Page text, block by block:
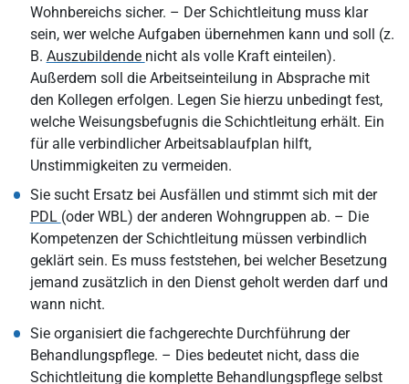
Wohnbereichs sicher. – Der Schichtleitung muss klar
sein, wer welche Aufgaben übernehmen kann und soll (z.
B. Auszubildende nicht als volle Kraft einteilen).
Außerdem soll die Arbeitseinteilung in Absprache mit
den Kollegen erfolgen. Legen Sie hierzu unbedingt fest,
welche Weisungsbefugnis die Schichtleitung erhält. Ein
für alle verbindlicher Arbeitsablaufplan hilft,
Unstimmigkeiten zu vermeiden.
Sie sucht Ersatz bei Ausfällen und stimmt sich mit der
PDL (oder WBL) der anderen Wohngruppen ab. – Die
Kompetenzen der Schichtleitung müssen verbindlich
geklärt sein. Es muss feststehen, bei welcher Besetzung
jemand zusätzlich in den Dienst geholt werden darf und
wann nicht.
Sie organisiert die fachgerechte Durchführung der
Behandlungspflege. – Dies bedeutet nicht, dass die
Schichtleitung die komplette Behandlungspflege selbst